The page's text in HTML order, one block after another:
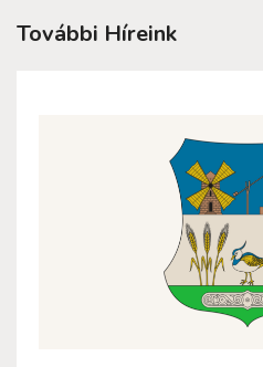
További Híreink